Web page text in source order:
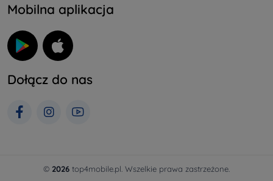
Mobilna aplikacja
Dołącz do nas
© 2026 top4mobile.pl. Wszelkie prawa zastrzeżone.